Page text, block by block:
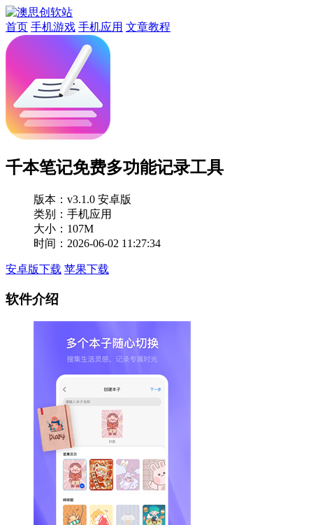
首页 手机游戏 手机应用 文章教程
千本笔记免费多功能记录工具
版本： v3.1.0 安卓版
类别：手机应用
大小：107M
时间：2026-06-02 11:27:34
安卓版下载 苹果下载
软件介绍